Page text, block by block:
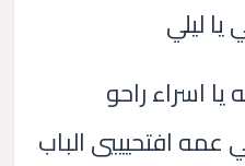
ليلي
يا اسراء راحو
افتحيييي الباب